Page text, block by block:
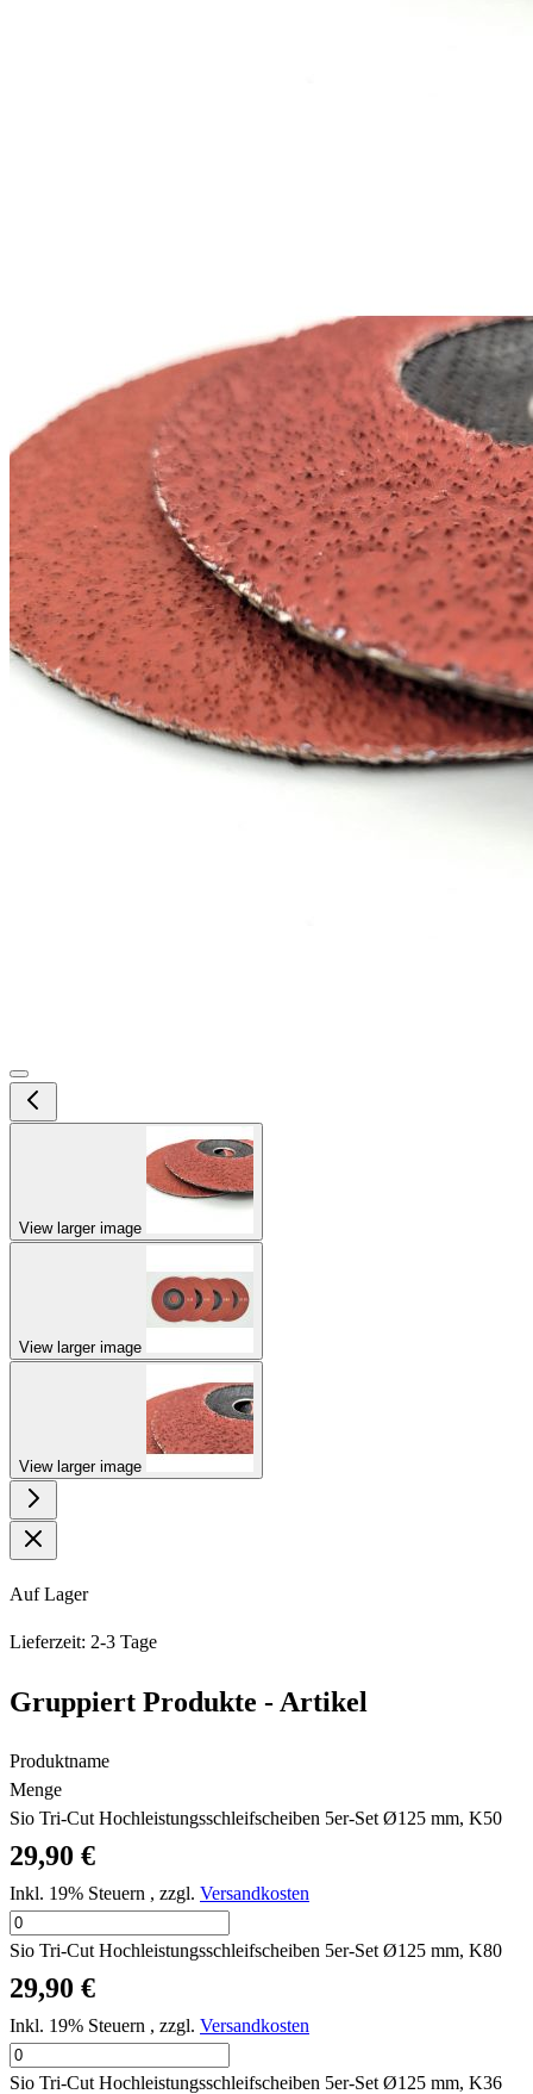
View larger image
View larger image
View larger image
Auf Lager
Lieferzeit: 2-3 Tage
Gruppiert Produkte - Artikel
Produktname
Menge
Sio Tri-Cut Hochleistungsschleifscheiben 5er-Set Ø125 mm, K50
29,90 €
Inkl. 19% Steuern , zzgl. Versandkosten
Sio Tri-Cut Hochleistungsschleifscheiben 5er-Set Ø125 mm, K80
29,90 €
Inkl. 19% Steuern , zzgl. Versandkosten
Sio Tri-Cut Hochleistungsschleifscheiben 5er-Set Ø125 mm, K36